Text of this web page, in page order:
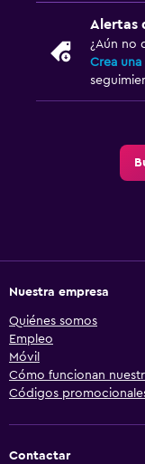
Alertas
¿Aún no
Crea
Nuestra empresa
Quiénes somos
Empleo
Móvil
Cómo funcionan
Códigos
Contactar